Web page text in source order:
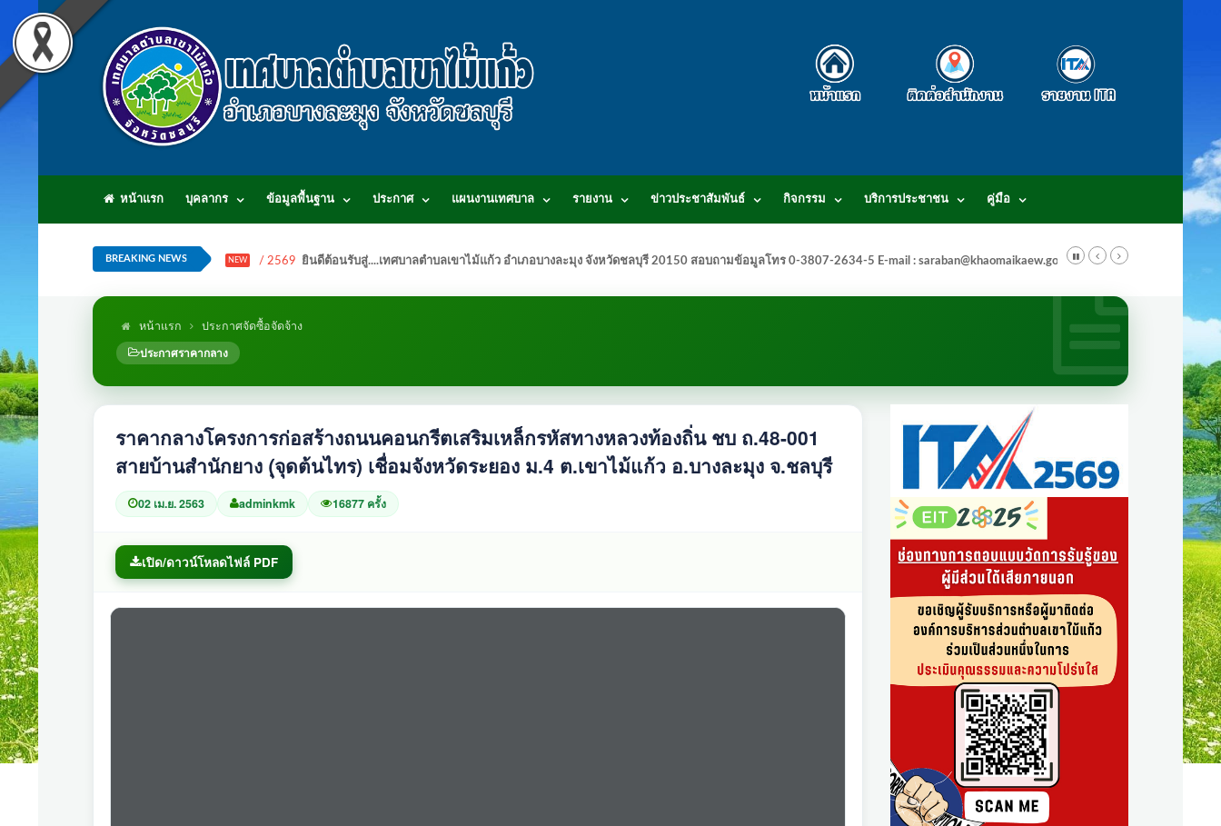
หน้าแรก บุคลากร ข้อมูลพื้นฐาน ประกาศ แผนงานเทศบาล รายงาน ข่าวประชาสัมพันธ์ กิจกรรม บริการประชาชน คู่มือ
BREAKING NEWS NEW / 2569 ยินดีต้อนรับสู่....เทศบาลตำบลเขาไม้แก้ว อำเภอบางละมุง จังหวัดชลบุรี 20150 สอบถามข้อมูลโทร 0-3807-2634-5 E-mail : saraban@khaomaikaew.go.th
หน้าแรก
ประกาศจัดซื้อจัดจ้าง
ประกาศราคากลาง
ราคากลางโครงการก่อสร้างถนนคอนกรีตเสริมเหล็กรหัสทางหลวงท้องถิ่น ชบ ถ.48-001
สายบ้านสำนักยาง (ุจุดต้นไทร) เชื่อมจังหวัดระยอง ม.4 ต.เขาไม้แก้ว อ.บางละมุง จ.ชลบุรี
02 เม.ย. 2563 adminkmk 16877 ครั้ง
เปิด/ดาวน์โหลดไฟล์ PDF